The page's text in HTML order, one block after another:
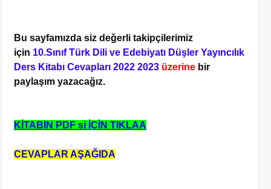
Bu sayfamızda siz değerli takipçilerimiz
için 10.Sınıf Türk Dili ve Edebiyatı Düşler Yayıncılık
Ders Kitabı Cevapları 2022 2023 üzerine bir
paylaşım yazacağız.
KİTABIN PDF si İÇİN TIKLAA
CEVAPLAR AŞAĞIDA